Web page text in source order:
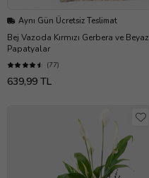
Aynı Gün Ücretsiz Teslimat
Bej Vazoda Kırmızı Gerbera ve Beyaz
Papatyalar
(77)
639,99 TL